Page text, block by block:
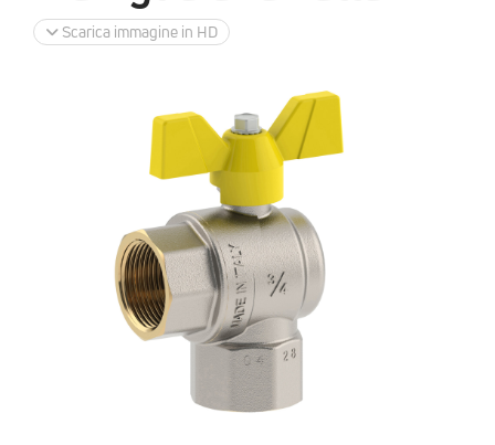
Scarica immagine in HD